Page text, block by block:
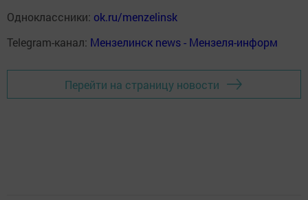
Одноклассники: ok.ru/menzelinsk
Telegram-канал: Мензелинск news - Мензеля-информ
Перейти на страницу новости